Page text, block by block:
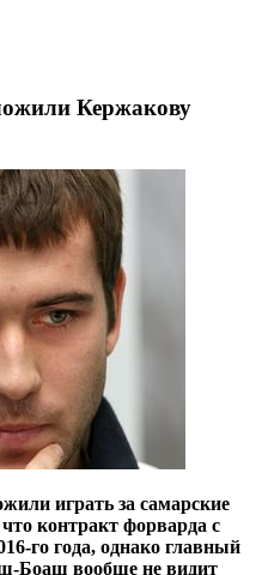
Кержакову
играть за самарские
контракт форварда с
го года, однако главный
Боаш вообще не видит